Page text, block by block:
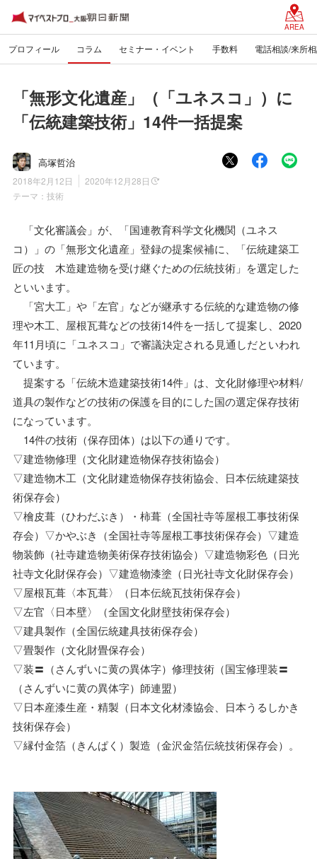
AREA
プロフィール コラム セミナー・イベント 手数料 電話相談/来所
「無形文化遺産」（「ユネスコ」）に
「伝統建築技術」14件一括提案
高塚哲治
2018年2月12日
2020年12月28日
テーマ： 技術
「文化審議会」が、「国連教育科学文化機関（ユネス
コ）」の「無形文化遺産」登録の提案候補に、「伝統建築工
匠の技 木造建造物を受け継ぐための伝統技術」を選定した
といいます。
「宮大工」や「左官」などが継承する伝統的な建造物の修
理や木工、屋根瓦葺などの技術14件を一括して提案し、2020
年11月頃に「ユネスコ」で審議決定される見通しだといわれ
ています。
提案する「伝統木造建築技術14件」は、文化財修理や材料/
道具の製作などの技術の保護を目的にした国の選定保存技術
になっています。
14件の技術（保存団体）は以下の通りです。
▽建造物修理（文化財建造物保存技術協会）
▽建造物木工（文化財建造物保存技術協会、日本伝統建築技
術保存会）
▽檜皮葺（ひわだぶき）・柿葺（全国社寺等屋根工事技術保
存会）▽かやぶき（全国社寺等屋根工事技術保存会）▽建造
物装飾（社寺建造物美術保存技術協会）▽建造物彩色（日光
社寺文化財保存会）▽建造物漆塗（日光社寺文化財保存会）
▽屋根瓦葺〈本瓦葺〉（日本伝統瓦技術保存会）
▽左官〈日本壁〉（全国文化財壁技術保存会）
▽建具製作（全国伝統建具技術保存会）
▽畳製作（文化財畳保存会）
▽装〓（さんずいに黄の異体字）修理技術（国宝修理装〓
（さんずいに黄の異体字）師連盟）
▽日本産漆生産・精製（日本文化材漆協会、日本うるしかき
技術保存会）
▽縁付金箔（きんぱく）製造（金沢金箔伝統技術保存会）。